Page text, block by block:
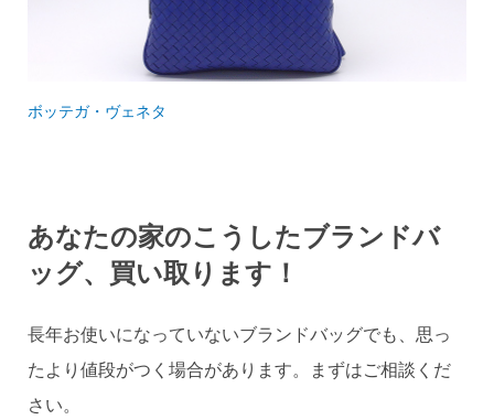
ボッテガ・ヴェネタ
あなたの家のこうしたブランドバ
ッグ、買い取ります！
長年お使いになっていないブランドバッグでも、思っ
たより値段がつく場合があります。まずはご相談くだ
さい。